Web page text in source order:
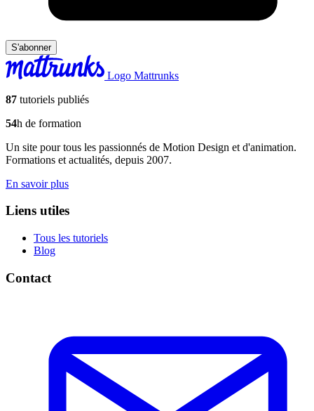
S'abonner
Logo Mattrunks
87 tutoriels publiés
54h de formation
Un site pour tous les passionnés de Motion Design et d'animation.
Formations et actualités, depuis 2007.
En savoir plus
Liens utiles
Tous les tutoriels
Blog
Contact